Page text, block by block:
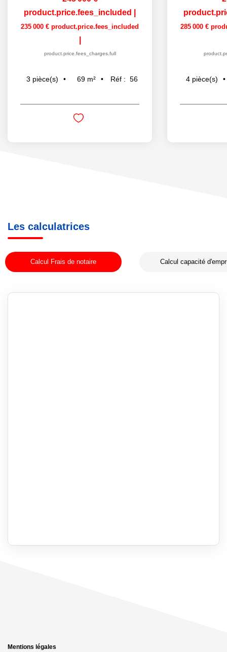
product.price.fees_included
235 000 € product.price.fees_included
product.price.fees_charges.full
3 pièce(s) 69 m² Réf : 56
285 000 €
4 pièce(s)
Les calculatrices
Calcul Frais de notaire Calcul capacité
Mentions légales